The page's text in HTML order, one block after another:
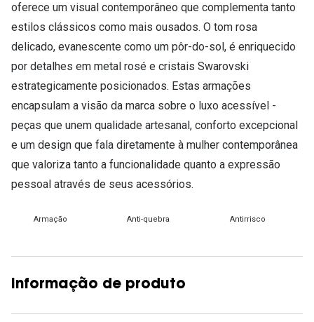
oferece um visual contemporâneo que complementa tanto
estilos clássicos como mais ousados. O tom rosa
delicado, evanescente como um pôr-do-sol, é enriquecido
por detalhes em metal rosé e cristais Swarovski
estrategicamente posicionados. Estas armações
encapsulam a visão da marca sobre o luxo acessível -
peças que unem qualidade artesanal, conforto excepcional
e um design que fala diretamente à mulher contemporânea
que valoriza tanto a funcionalidade quanto a expressão
pessoal através de seus acessórios.
Armação Anti-quebra Antirrisco
Informação de produto